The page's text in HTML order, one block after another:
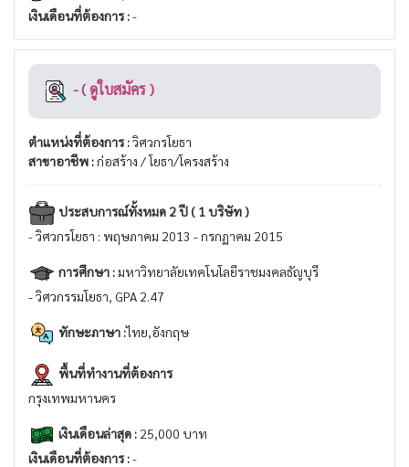
เงินเดือนที่ต้องการ :-
- ( ดูใบสมัคร )
ตำแหน่งที่ต้องการ :วิศวกรโยธา
สาขาอาชีพ :ก่อสร้าง / โยธา/โครงสร้าง
ประสบการณ์ทั้งหมด 2 ปี ( 1 บริษัท )
- วิศวกรโยธา : พฤษภาคม 2013 - กรกฏาคม 2015
การศึกษา :มหาวิทยาลัยเทคโนโลยีราชมงคลธัญบุรี
- วิศวกรรมโยธา, GPA 2.47
ทักษะภาษา :ไทย,อังกฤษ
พื้นที่ทำงานที่ต้องการ
กรุงเทพมหานคร
เงินเดือนล่าสุด : 25,000 บาท
เงินเดือนที่ต้องการ :-